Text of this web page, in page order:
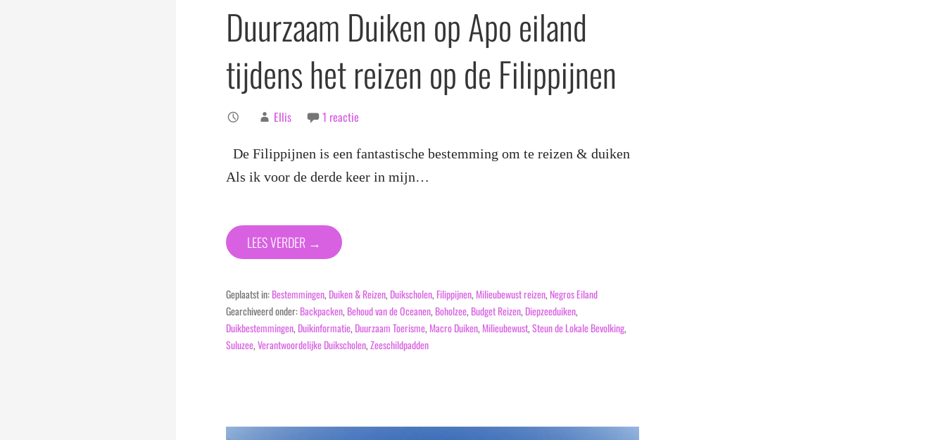
Duurzaam Duiken op Apo eiland
tijdens het reizen op de Filippijnen
Ellis 1 reactie
De Filippijnen is een fantastische bestemming om te reizen & duiken
Als ik voor de derde keer in mijn…
LEES VERDER →
Geplaatst in:Bestemmingen, Duiken & Reizen, Duikscholen, Filippijnen, Milieubewust reizen, Negros Eiland
Gearchiveerd onder:Backpacken, Behoud van de Oceanen, Boholzee, Budget Reizen, Diepzeeduiken,
Duikbestemmingen, Duikinformatie, Duurzaam Toerisme, Macro Duiken, Milieubewust,Steun de Lokale Bevolking,
Suluzee,Verantwoordelijke Duikscholen,Zeeschildpadden